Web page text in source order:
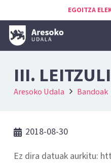
EGOITZA
III.
Aresoko Udala Bandoak
2018-08-30
Ez dira datuak aurkitu: